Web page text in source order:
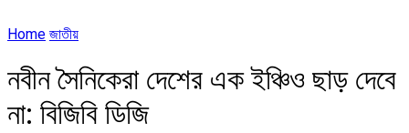
Home জাতীয়
নবীন সৈনিকেরা দেশের এক ইঞ্চিও ছাড় দেবে
না: বিজিবি ডিজি